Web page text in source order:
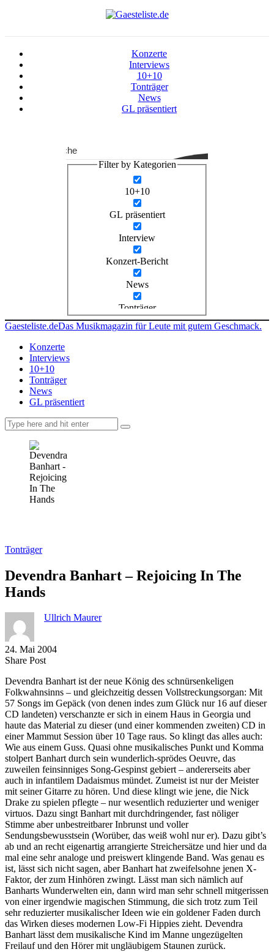
Konzerte
Interviews
10+10
Tonträger
News
GL präsentiert
Suche
Filter by Kategorien
10+10
GL präsentiert
Interview
Konzert-Bericht
News
Tonträger
Gaesteliste.deDas Musikmagazin für Leute mit gutem Geschmack.
Konzerte
Interviews
10+10
Tonträger
News
GL präsentiert
Tonträger
Devendra Banhart – Rejoicing In The
Hands
Ullrich Maurer
24. Mai 2004
Share PostShare
Facebook
Copy
to
clipboard
Send
via
eMail
Devendra Banhart ist der neue König des schnürsenkeligen
Folkwahnsinns – und gleichzeitig dessen Vollstreckungsorgan: Mit
57 Songs im Gepäck (von denen indes zum Glück nur 16 auf dieser
CD landeten) verschanzte er sich in einem Haus in Georgia und
haute das Material zu dieser (und einer kommenden zweiten) CD in
einer Mammut Session über 10 Tage raus. So klingt das alles auch:
Wie aus einem Guss. Quasi ohne musikalisches Punkt und Komma
stolpert Banhart durch sein wunderlich-sprödes Oeuvre, das
zuweilen feinsinniges Song-Gespinst gebiert – andererseits aber
auch in infantilem Dadaismus mündet. Zumeist ist nur der Meister
mit seiner Gitarre zu hören. Und diese klingt wie jene, die Nick
Drake zu spielen pflegte – nur wesentlich reduzierter und weniger
virtuos. Dazu singt Banhart mit durchdringender, fast nöliger
Stimme aber unbestreitbarer Inbrunst und voller
Sendungsbewusstsein (Worüber, das weiß wohl nur er). Dazu gibt’s
ab und an recht eigenartig arrangierte Streichersätze und hier und da
mal eine sehr analoge und preiswert klingende Band. Was genau es
ist, lässt sich nicht sagen, aber Banhart hat zweifelsohne jenen X-
Faktor, der zum Hinhören zwingt. Lässt man sich nämlich auf
Banharts Wunderwelten ein, dann wird man sehr schnell mitgerissen
von einer irgendwie magischen Stimmung, die sich trotz zum Teil
sehr reduzierter musikalischer Ideen wie ein goldener Faden durch
das Wirken dieses modernen Low-Fi Hippies zieht. Devendra
Banhart lässt dem musikalische Kind im Manne ungezügelten
Freilauf und den Hörer mit ungläubigem Staunen zurück.